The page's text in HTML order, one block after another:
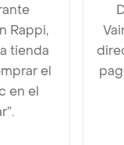
Rappi,
tienda
el
en el